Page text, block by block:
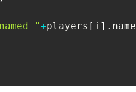
"+players [ i] . name